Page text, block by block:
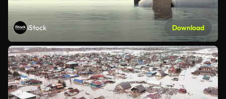
iStock Download